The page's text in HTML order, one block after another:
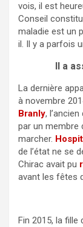
vois, il est
Conseil
maladie est un
il. Il y a parfois
Il a
La dernière
à novembre
Branly,
par un membre
marcher.
de l’état ne se
Chirac avait pu
avant les fêtes
Fin 2015, la fille